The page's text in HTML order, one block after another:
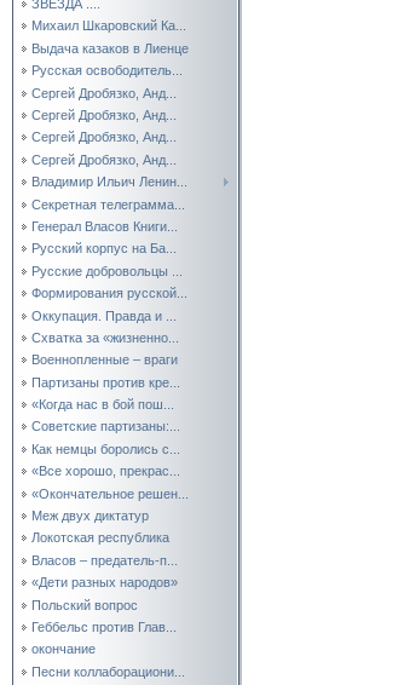
ЗВЕЗДА ....
Михаил Шкаровский Ка...
Выдача казаков в Лиенце
Русская освободитель...
Сергей Дробязко, Анд...
Сергей Дробязко, Анд...
Сергей Дробязко, Анд...
Сергей Дробязко, Анд...
Владимир Ильич Ленин...
Секретная телеграмма...
Генерал Власов Книги...
Русский корпус на Ба...
Русские добровольцы ...
Формирования русской...
Оккупация. Правда и ...
Схватка за «жизненно...
Военнопленные – враги
Партизаны против кре...
«Когда нас в бой пош...
Советские партизаны:...
Как немцы боролись с...
«Все хорошо, прекрас...
«Окончательное решен...
Меж двух диктатур
Локотская республика
Власов – предатель-п...
«Дети разных народов»
Польский вопрос
Геббельс против Глав...
окончание
Песни коллаборациони...